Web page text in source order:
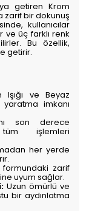
getiren Krom
zarif bir dokunuş
kullanıcılar
ve üç farklı renk
Bu özellik,
getirir.
Işığı ve Beyaz
imkanı
son derece
işlemleri
her yerde
zarif
uyum sağlar.
Uzun ömürlü ve
bir aydınlatma